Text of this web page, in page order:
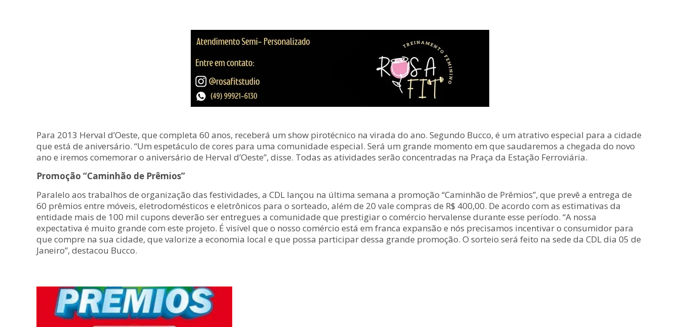
Para 2013 Herval d’Oeste, que completa 60 anos, receberá um show pirotécnico na virada do ano. Segundo Bucco, é um atrativo especial para a cidade
que está de aniversário. “Um espetáculo de cores para uma comunidade especial. Será um grande momento em que saudaremos a chegada do novo
ano e iremos comemorar o aniversário de Herval d’Oeste”, disse. Todas as atividades serão concentradas na Praça da Estação Ferroviária.
Promoção “Caminhão de Prêmios”
Paralelo aos trabalhos de organização das festividades, a CDL lançou na última semana a promoção “Caminhão de Prêmios”, que prevê a entrega de
60 prêmios entre móveis, eletrodomésticos e eletrônicos para o sorteado, além de 20 vale compras de R$ 400,00. De acordo com as estimativas da
entidade mais de 100 mil cupons deverão ser entregues a comunidade que prestigiar o comércio hervalense durante esse período. “A nossa
expectativa é muito grande com este projeto. É visível que o nosso comércio está em franca expansão e nós precisamos incentivar o consumidor para
que compre na sua cidade, que valorize a economia local e que possa participar dessa grande promoção. O sorteio será feito na sede da CDL dia 05 de
Janeiro”, destacou Bucco.